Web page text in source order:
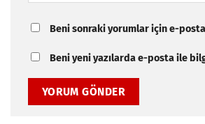
Beni sonraki yorumlar için e-
Beni yeni yazılarda e-posta ile